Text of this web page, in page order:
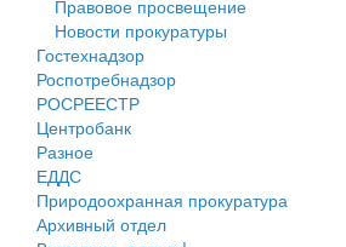
Проекты планировки территории
Собрание депутатов
Городское поселение
Сельские поселения
Правовое просвещение
Новости прокуратуры
Гостехнадзор
Роспотребнадзор
РОСРЕЕСТР
Центробанк
Разное
ЕДДС
Природоохранная прокуратура
Архивный отдел